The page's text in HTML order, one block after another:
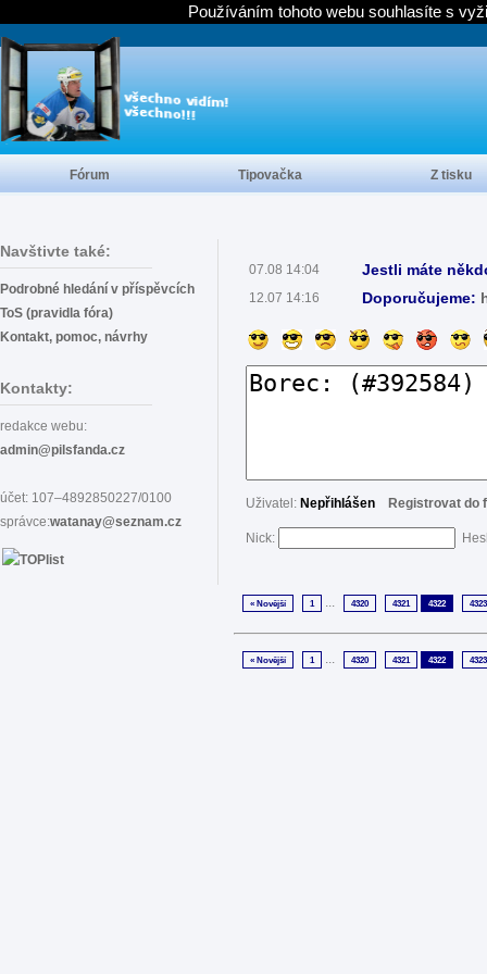
Navštivte také:
Podrobné hledání v příspěvcích
ToS (pravidla fóra)
Kontakt, pomoc, návrhy
Kontakty:
redakce webu:
admin@pilsfanda.cz
účet: 107–4892850227/0100
správce:watanay@seznam.cz
07.08 14:04 Jestli máte
12.07 14:16 Doporučujeme:
Uživatel: Nepřihlášen Registrovat do
Nick:
« Novější 1 ... 4320 4321 4322 4323
« Novější 1 ... 4320 4321 4322 4323
Fórum Tipovačka Z tisku
Používáním tohoto webu souhlasíte s